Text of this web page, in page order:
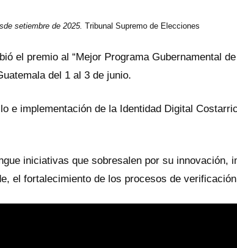
setiembre de 2025. Tribunal Supremo de Elecciones
el premio al “Mejor Programa Gubernamental
del 1 al 3 de junio.
e implementación de la Identidad Digital
iniciativas que sobresalen por su
el fortalecimiento de los procesos de